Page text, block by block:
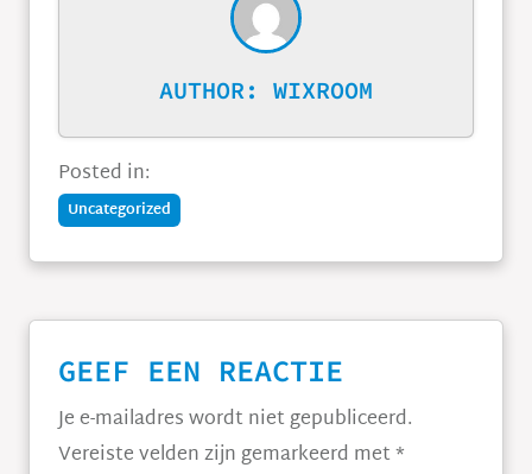
AUTHOR: WIXROOM
Posted in:
Uncategorized
GEEF EEN REACTIE
Je e-mailadres wordt niet gepubliceerd.
Vereiste velden zijn gemarkeerd met*